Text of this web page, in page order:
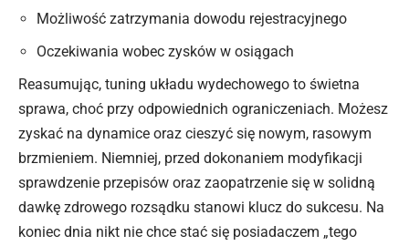
Możliwość zatrzymania dowodu rejestracyjnego
Oczekiwania wobec zysków w osiągach
Reasumując, tuning układu wydechowego to świetna
sprawa, choć przy odpowiednich ograniczeniach. Możesz
zyskać na dynamice oraz cieszyć się nowym, rasowym
brzmieniem. Niemniej, przed dokonaniem modyfikacji
sprawdzenie przepisów oraz zaopatrzenie się w solidną
dawkę zdrowego rozsądku stanowi klucz do sukcesu. Na
koniec dnia nikt nie chce stać się posiadaczem „tego